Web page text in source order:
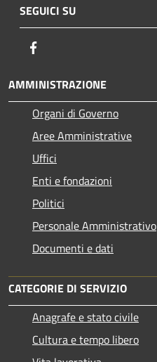
SEGUICI SU
AMMINISTRAZIONE
Organi di Governo
Aree Amministrative
Uffici
Enti e fondazioni
Politici
Personale Amministrativo
Documenti e dati
CATEGORIE DI SERVIZIO
Anagrafe e stato civile
Cultura e tempo libero